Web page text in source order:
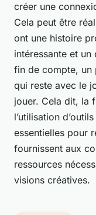
créer une
Cela peut être
ont une histoire
intéressante et
fin de compte, un
qui reste avec le
jouer. Cela dit, la
l’utilisation
essentielles pour
fournissent aux
ressources
visions créatives.